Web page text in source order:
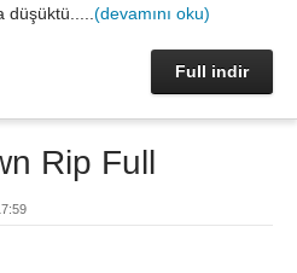
(devamını oku)
Full indir
Rip Full